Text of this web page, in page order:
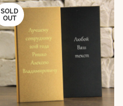
SOLD
OUT